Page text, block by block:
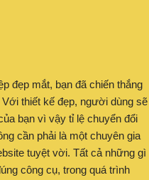
đẹp mắt, bạn đã chiến thắng
thiết kế đẹp, người dùng sẽ
bạn vì vậy tỉ lệ chuyển đổi
cần phải là một chuyên gia
tuyệt vời. Tất cả những gì
công cụ, trong quá trình